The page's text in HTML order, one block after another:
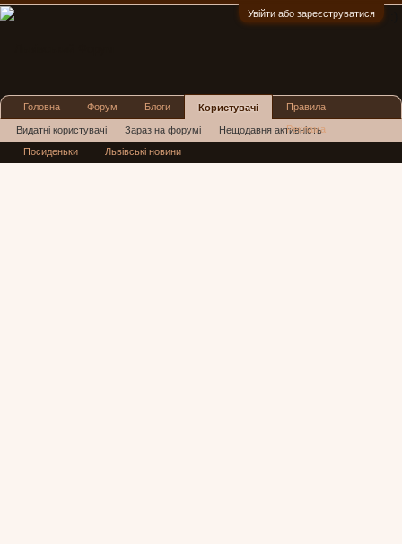
Увійти або зареєструватися
Головна Форум Блоги Користувачі
Видатні користувачі Зараз на форумі Нещодавня активність
Нові повідомлення профілю
Правила
Реклама
Посиденьки Львівські новини